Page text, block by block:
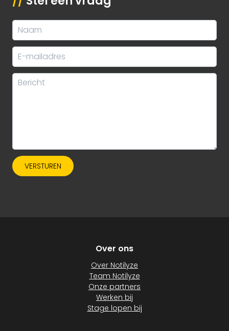
VERSTUREN
Over ons
Over Notilyze
Team Notilyze
Onze partners
Werken bij
Stage lopen bij